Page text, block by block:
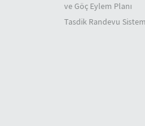
ve Göç Eylem Planı
Tasdik Randevu